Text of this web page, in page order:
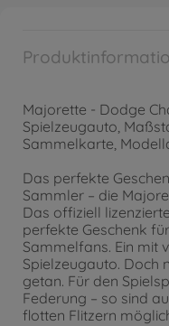
Majorette - Dodge
Spielzeugauto,
Sammelkarte,
Das perfekte
Sammler – die
Das offiziell
perfekte Geschenk
Sammelfans. Ein mit
Spielzeugauto. Doch
getan. Für den
Federung – so sind
flotten Flitzern